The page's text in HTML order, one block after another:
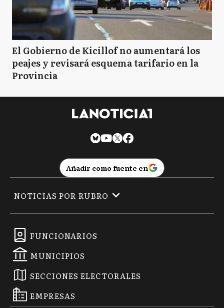
El Gobierno de Kicillof no aumentará los
peajes y revisará esquema tarifario en la
Provincia
Añadir como fuente en
FUNCIONARIOS
MUNICIPIOS
SECCIONES ELECTORALES
EMPRESAS
NOTICIAS POR RUBRO